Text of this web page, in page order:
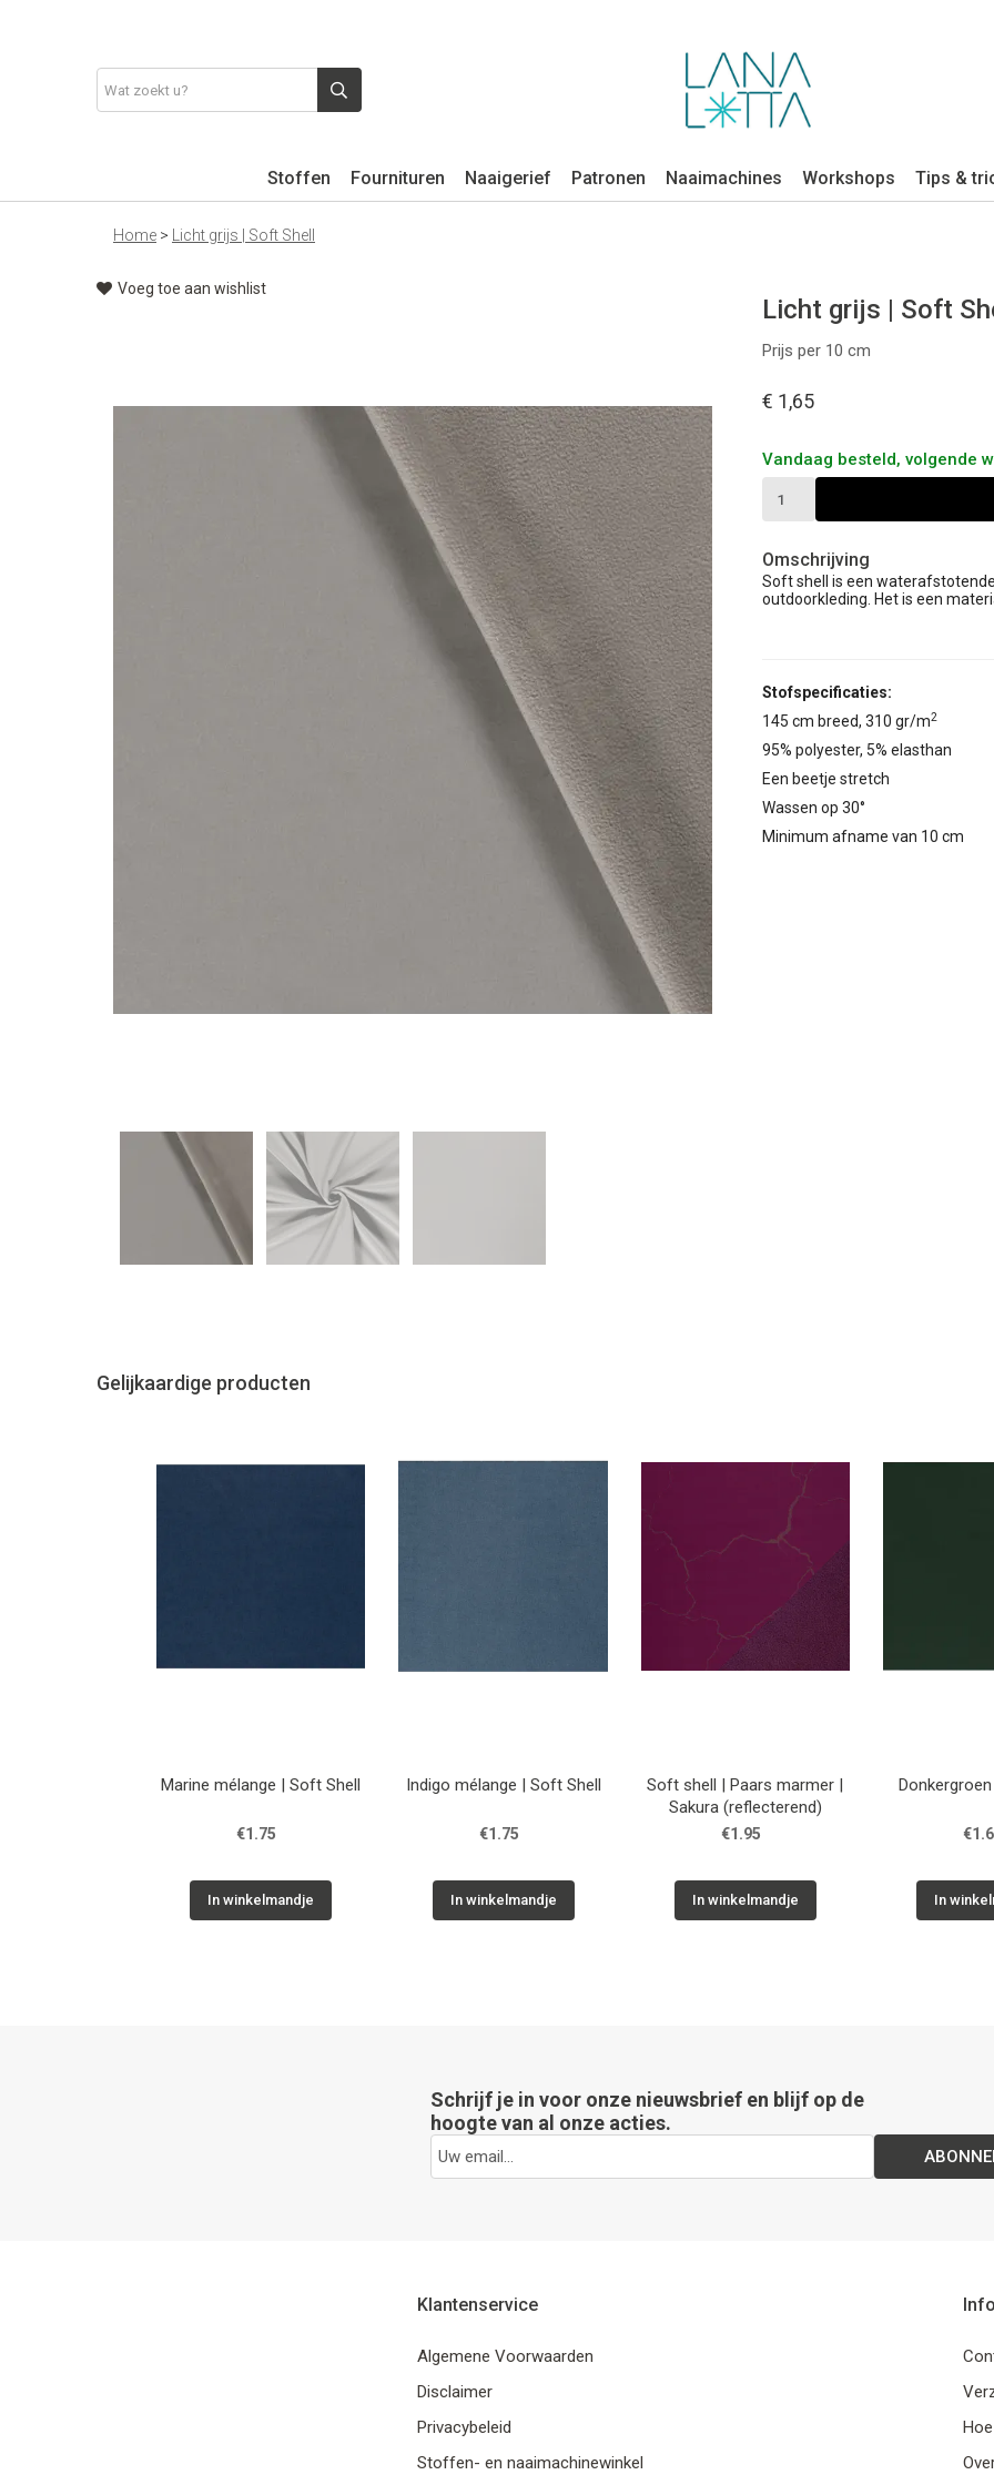
Stoffen Fournituren Naaigerief Patronen Naaimachines Workshops Tips &
Home > Licht grijs | Soft Shell
Voeg toe aan wishlist
Licht grijs | Soft
Prijs per 10 cm
€ 1,65
Vandaag besteld, volgende
Omschrijving
Soft shell is een
outdoorkleding. Het is een
Stofspecificaties:
145 cm breed, 310 gr/m2
95% polyester, 5% elasthan
Een beetje stretch
Wassen op 30°
Minimum afname van 10 cm
Gelijkaardige producten
Marine mélange | Soft Shell
€1.75
In winkelmandje
Indigo mélange | Soft Shell
€1.75
In winkelmandje
Soft shell | Paars marmer |
Sakura (reflecterend)
€1.95
In winkelmandje In
Schrijf je in voor onze nieuwsbrief en blijf op de
hoogte van al onze acties.
Klantenservice
Algemene Voorwaarden
Disclaimer
Privacybeleid
Stoffen- en naaimachinewinkel
Info